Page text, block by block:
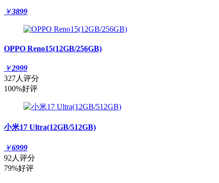
￥3899
OPPO Reno15(12GB/256GB)
￥2999
327人评分
100%好评
小米17 Ultra(12GB/512GB)
￥6999
92人评分
79%好评